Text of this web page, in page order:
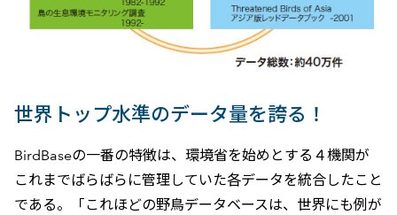
世界トップ水準のデータ量を誇る！
BirdBaseの一番の特徴は、環境省を始めとする４機関が
これまでばらばらに管理していた各データを統合したこと
である。「これほどの野鳥データベースは、世界にも例が